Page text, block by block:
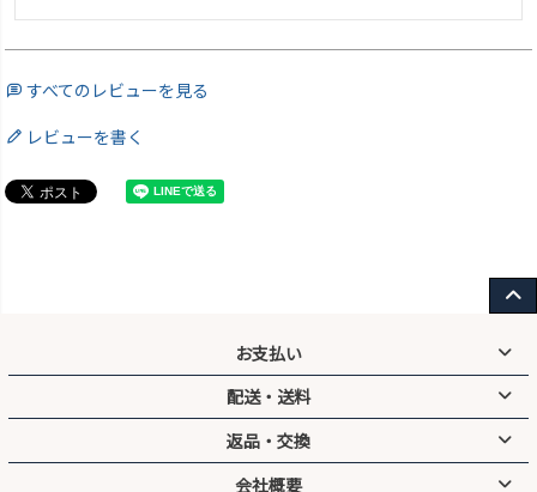
すべてのレビューを見る
レビューを書く
お支払い
クレジットカード／代引／銀行振込／コンビニ前払い／後払い／
PayPay／キャリア決済
手数料
代引：300円（※1万円以上で無料）
配送・送料
送料無料
返品・交換
会社概要